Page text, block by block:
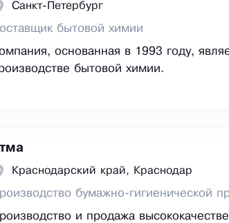
Санкт-Петербург
бытовой химии
основанная в 1993 году,
бытовой химии.
Краснодарский край, Краснодар
бумажно-гигиенической
и продажа